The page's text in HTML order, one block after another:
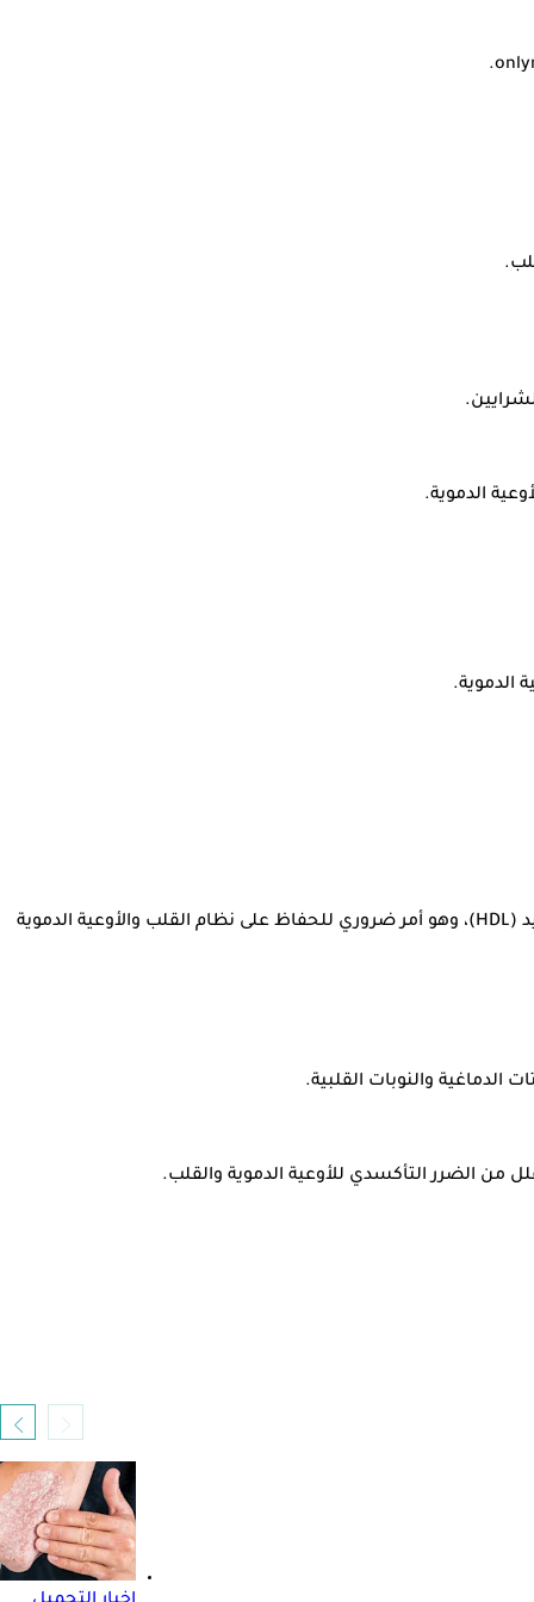
الدموية.
الدموية.
تساعد الألياف ومضادات الأكسدة الموجودة في الكيوي على خفض مستوى الكوليسترول السيئ (LDL) مع تعزيز مستوى الكوليسترول الجيد (HDL)، وهو أمر ضروري للحفاظ على نظام القلب والأوعية الدموية
والنوبات القلبية.
من الضرر التأكسدي للأوعية الدموية والقلب.